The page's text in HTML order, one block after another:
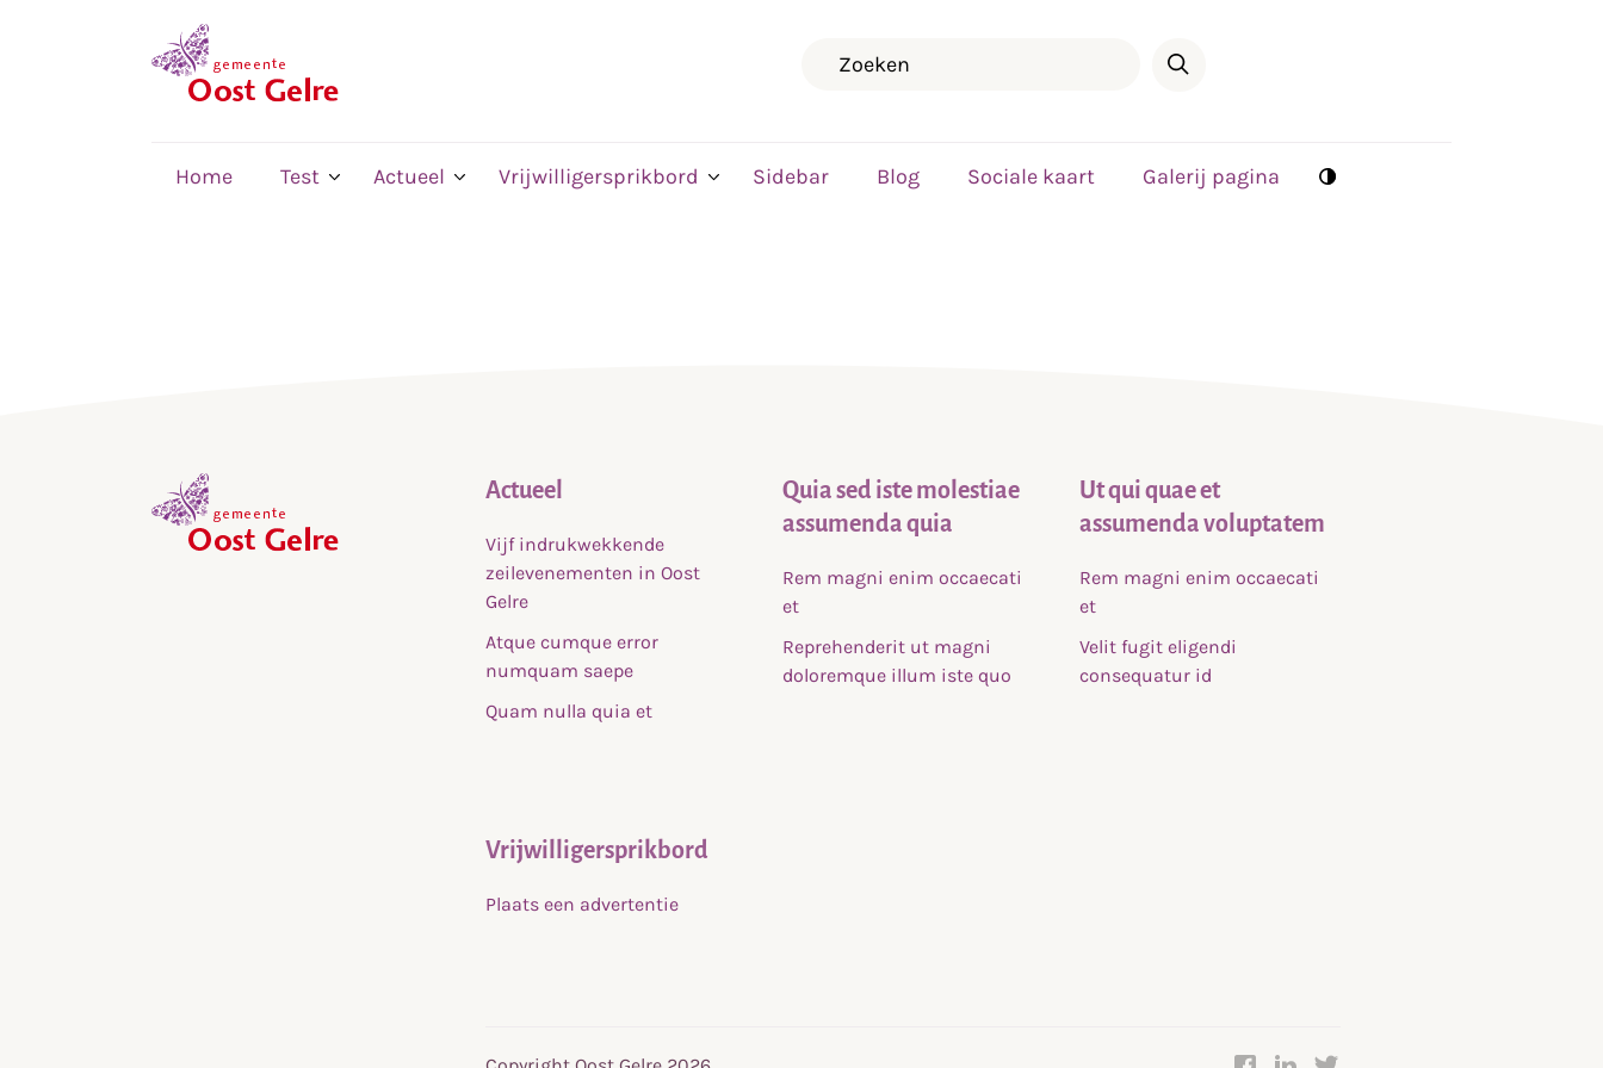
Home Test Actueel Vrijwilligersprikbord Sidebar Blog Sociale kaart Galerij pagina
Actueel
Vijf indrukwekkende
zeilevenementen in Oost
Gelre
Atque cumque error
numquam saepe
Quam nulla quia et
Quia sed iste molestiae
assumenda quia
Rem magni enim occaecati
et
Reprehenderit ut magni
doloremque illum iste quo
Ut qui quae et
assumenda voluptatem
Rem magni enim occaecati
et
Velit fugit eligendi
consequatur id
Vrijwilligersprikbord
Plaats een advertentie